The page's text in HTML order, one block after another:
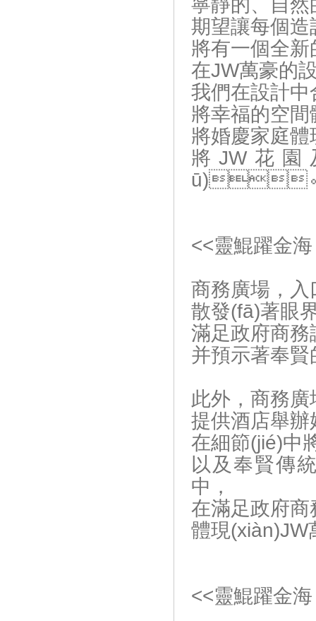
寧靜的、自
期望讓每個造
將有一個全新
在JW萬豪的
我們在設計
將幸福的空
將婚慶家庭
將JW花園
ū)
<<靈鯤躍金
商務廣場
散發(fā)著眼界
滿足政府商
并預示著奉賢
此外，商務廣場
提供酒店舉辦
在細節(jié)中
以及奉賢傳統
中，
在滿足政府商
體現(xiàn)JW
<<靈鯤躍金海